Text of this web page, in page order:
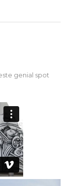
genial spot